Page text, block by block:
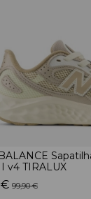
v4 TIRALUX
€ 99,90 €